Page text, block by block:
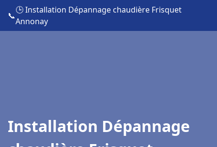
📞
🕒 Installation Dépannage chaudière Frisquet
Annonay
Installation Dépannage